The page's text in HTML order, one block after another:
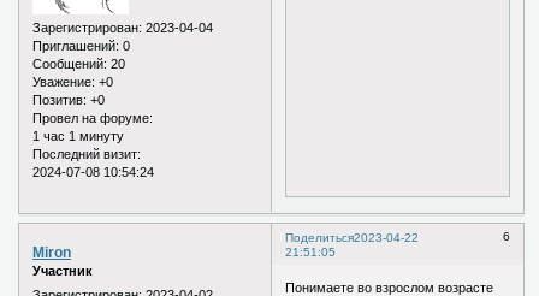
Зарегистрирован: 2023-04-04
Приглашений: 0
Сообщений: 20
Уважение: +0
Позитив: +0
Провел на форуме:
1 час 1 минуту
Последний визит:
2024-07-08 10:54:24
Поделиться 6
2023-04-22
21:51:05
Miron
Участник
Понимаете во взрослом возрасте